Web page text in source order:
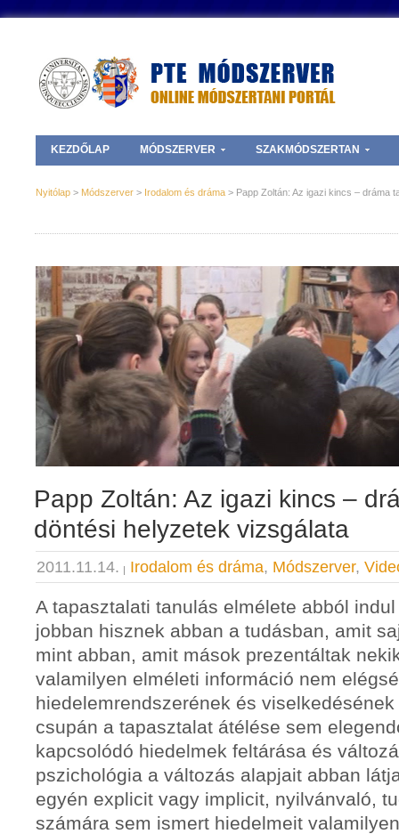
KEZDŐLAP MÓDSZERVER SZAKMÓDSZERTAN
Nyitólap > Módszerver > Irodalom és dráma > Papp Zoltán: Az igazi kincs – dráma
Papp Zoltán: Az igazi kincs –
döntési helyzetek vizsgálata
2011.11.14. Irodalom és dráma, Módszerver,
A tapasztalati tanulás elmélete abból
jobban hisznek abban a tudásban, amit
mint abban, amit mások prezentáltak
valamilyen elméleti információ nem
hiedelemrendszerének és
csupán a tapasztalat átélése sem
kapcsolódó hiedelmek feltárása és
pszichológia a változás alapjait abban
egyén explicit vagy implicit, nyilvánvaló,
számára sem ismert hiedelmeit